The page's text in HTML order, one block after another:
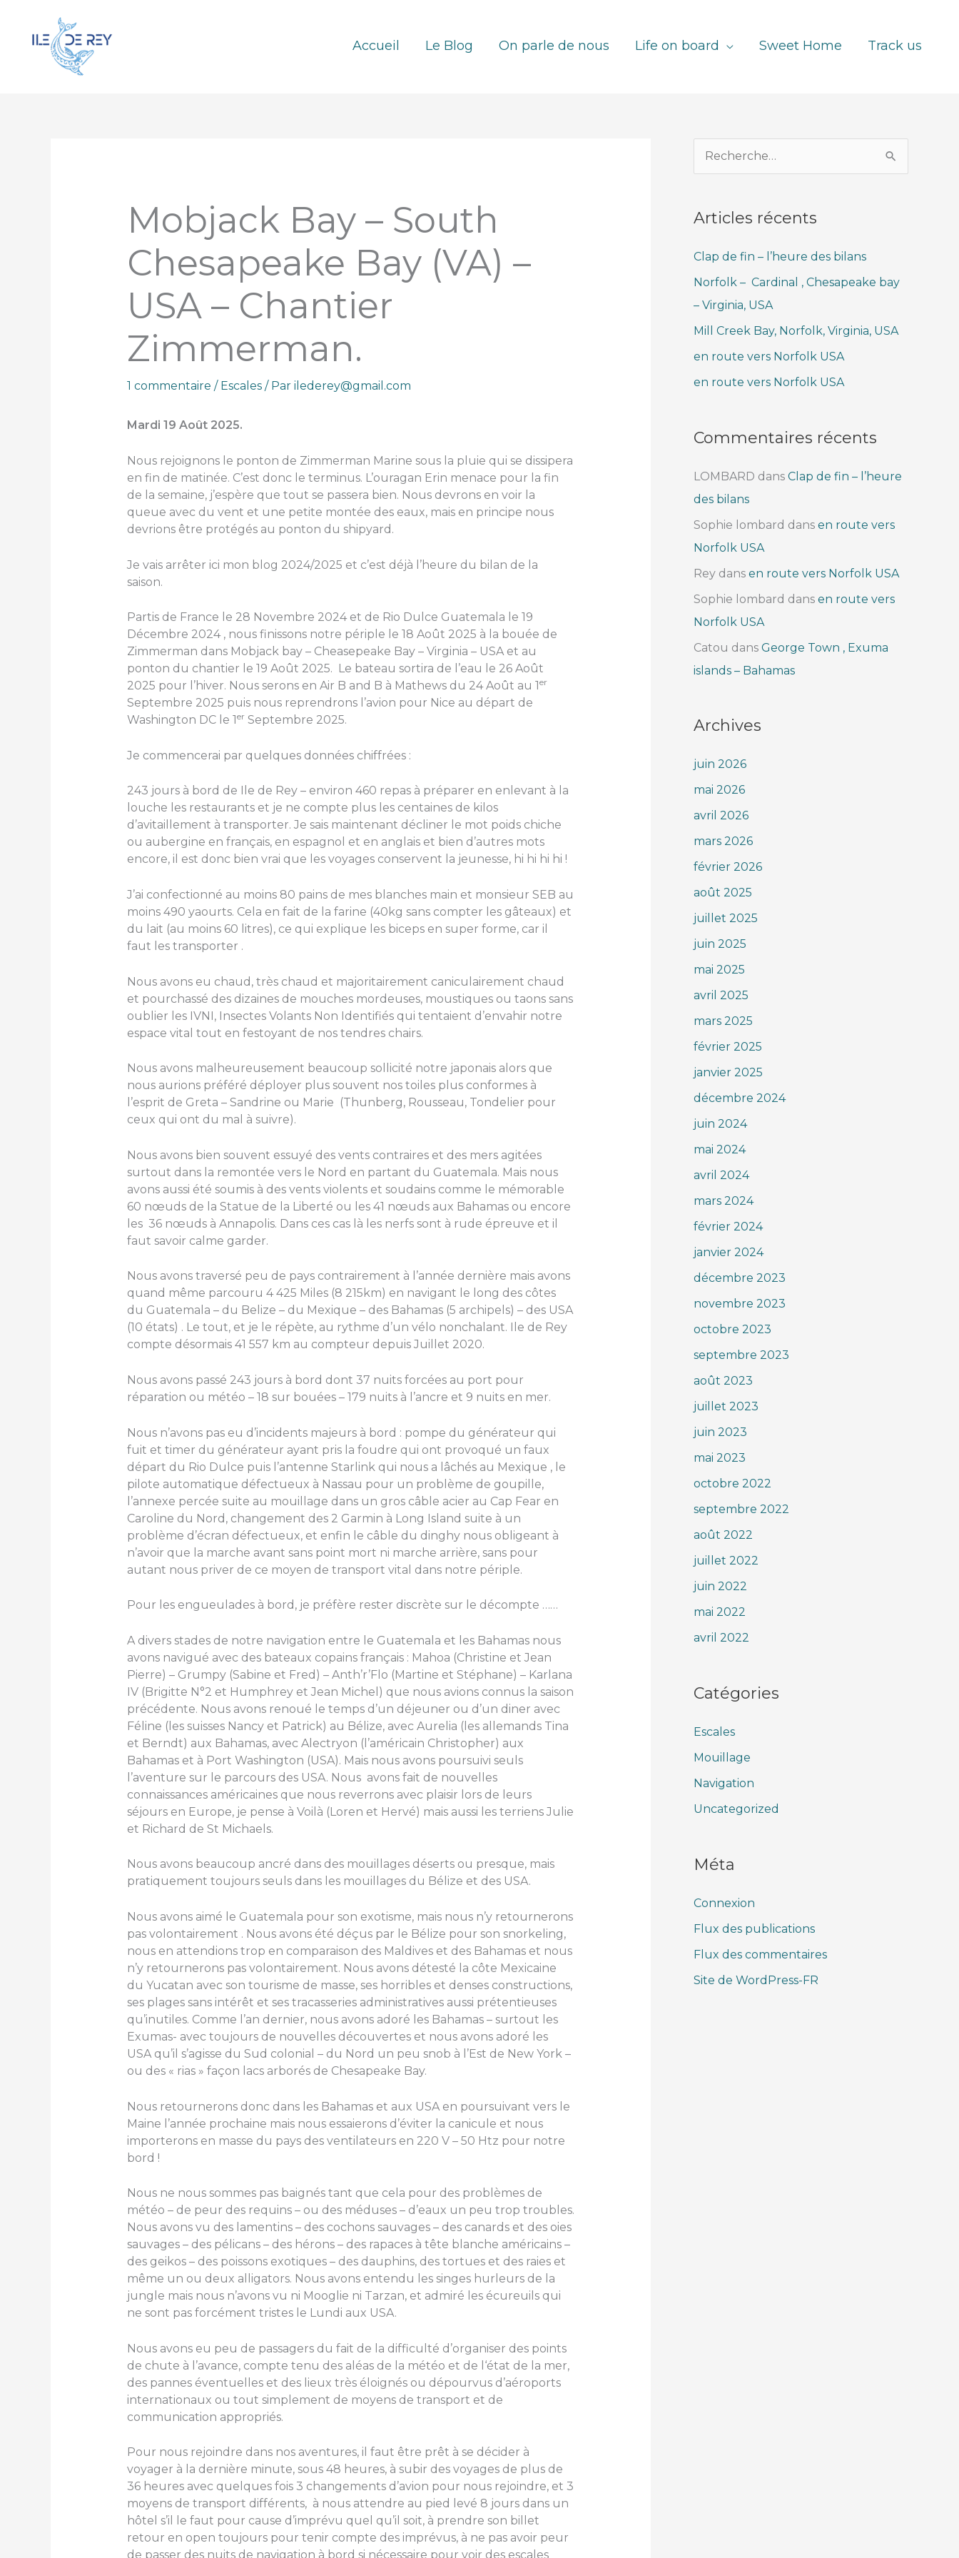
contenu
Accueil Le Blog On parle de nous Life on board Sweet Home Track us
Mobjack Bay – South
Chesapeake Bay (VA) –
USA – Chantier
Zimmerman.
1 commentaire / Escales/ Par ilederey@gmail.com
Mardi 19 Août 2025.
Nous rejoignons le ponton de Zimmerman Marine sous la pluie qui se dissipera
en fin de matinée. C’est donc le terminus. L’ouragan Erin menace pour la fin
de la semaine, j’espère que tout se passera bien. Nous devrons en voir la
queue avec du vent et une petite montée des eaux, mais en principe nous
devrions être protégés au ponton du shipyard.
Je vais arrêter ici mon blog 2024/2025 et c’est déjà l’heure du bilan de la
saison.
Partis de France le 28 Novembre 2024 et de Rio Dulce Guatemala le 19
Décembre 2024 , nous finissons notre périple le 18 Août 2025 à la bouée de
Zimmerman dans Mobjack bay – Cheasepeake Bay – Virginia – USA et au
ponton du chantier le 19 Août 2025. Le bateau sortira de l’eau le 26 Août
2025 pour l’hiver. Nous serons en Air B and B à Mathews du 24 Août au 1 er
Septembre 2025 puis nous reprendrons l’avion pour Nice au départ de
Washington DC le 1 erSeptembre 2025.
Je commencerai par quelques données chiffrées :
243 jours à bord de Ile de Rey – environ 460 repas à préparer en enlevant à la
louche les restaurants et je ne compte plus les centaines de kilos
d’avitaillement à transporter. Je sais maintenant décliner le mot poids chiche
ou aubergine en français, en espagnol et en anglais et bien d’autres mots
encore, il est donc bien vrai que les voyages conservent la jeunesse, hi hi hi hi !
J’ai confectionné au moins 80 pains de mes blanches main et monsieur SEB au
moins 490 yaourts. Cela en fait de la farine (40kg sans compter les gâteaux) et
du lait (au moins 60 litres), ce qui explique les biceps en super forme, car il
faut les transporter .
Nous avons eu chaud, très chaud et majoritairement caniculairement chaud
et pourchassé des dizaines de mouches mordeuses, moustiques ou taons sans
oublier les IVNI, Insectes Volants Non Identifiés qui tentaient d’envahir notre
espace vital tout en festoyant de nos tendres chairs.
Nous avons malheureusement beaucoup sollicité notre japonais alors que
nous aurions préféré déployer plus souvent nos toiles plus conformes à
l’esprit de Greta – Sandrine ou Marie (Thunberg, Rousseau, Tondelier pour
ceux qui ont du mal à suivre).
Nous avons bien souvent essuyé des vents contraires et des mers agitées
surtout dans la remontée vers le Nord en partant du Guatemala. Mais nous
avons aussi été soumis à des vents violents et soudains comme le mémorable
60 nœuds de la Statue de la Liberté ou les 41 nœuds aux Bahamas ou encore
les 36 nœuds à Annapolis. Dans ces cas là les nerfs sont à rude épreuve et il
faut savoir calme garder.
Nous avons traversé peu de pays contrairement à l’année dernière mais avons
quand même parcouru 4 425 Miles (8 215km) en navigant le long des côtes
du Guatemala – du Belize – du Mexique – des Bahamas (5 archipels) – des USA
(10 états) . Le tout, et je le répète, au rythme d’un vélo nonchalant. Ile de Rey
compte désormais 41 557 km au compteur depuis Juillet 2020.
Nous avons passé 243 jours à bord dont 37 nuits forcées au port pour
réparation ou météo – 18 sur bouées – 179 nuits à l’ancre et 9 nuits en mer.
Nous n’avons pas eu d’incidents majeurs à bord : pompe du générateur qui
fuit et timer du générateur ayant pris la foudre qui ont provoqué un faux
départ du Rio Dulce puis l’antenne Starlink qui nous a lâchés au Mexique , le
pilote automatique défectueux à Nassau pour un problème de goupille,
l’annexe percée suite au mouillage dans un gros câble acier au Cap Fear en
Caroline du Nord, changement des 2 Garmin à Long Island suite à un
problème d’écran défectueux, et enfin le câble du dinghy nous obligeant à
n’avoir que la marche avant sans point mort ni marche arrière, sans pour
autant nous priver de ce moyen de transport vital dans notre périple.
Pour les engueulades à bord, je préfère rester discrète sur le décompte ……
A divers stades de notre navigation entre le Guatemala et les Bahamas nous
avons navigué avec des bateaux copains français : Mahoa (Christine et Jean
Pierre) – Grumpy (Sabine et Fred) – Anth’r’Flo (Martine et Stéphane) – Karlana
IV (Brigitte N°2 et Humphrey et Jean Michel) que nous avions connus la saison
précédente. Nous avons renoué le temps d’un déjeuner ou d’un diner avec
Féline (les suisses Nancy et Patrick) au Bélize, avec Aurelia (les allemands Tina
et Berndt) aux Bahamas, avec Alectryon (l’américain Christopher) aux
Bahamas et à Port Washington (USA). Mais nous avons poursuivi seuls
l’aventure sur le parcours des USA. Nous avons fait de nouvelles
connaissances américaines que nous reverrons avec plaisir lors de leurs
séjours en Europe, je pense à Voilà (Loren et Hervé) mais aussi les terriens Julie
et Richard de St Michaels.
Nous avons beaucoup ancré dans des mouillages déserts ou presque, mais
pratiquement toujours seuls dans les mouillages du Bélize et des USA.
Nous avons aimé le Guatemala pour son exotisme, mais nous n’y retournerons
pas volontairement . Nous avons été déçus par le Bélize pour son snorkeling,
nous en attendions trop en comparaison des Maldives et des Bahamas et nous
n’y retournerons pas volontairement. Nous avons détesté la côte Mexicaine
du Yucatan avec son tourisme de masse, ses horribles et denses constructions,
ses plages sans intérêt et ses tracasseries administratives aussi prétentieuses
qu’inutiles. Comme l’an dernier, nous avons adoré les Bahamas – surtout les
Exumas- avec toujours de nouvelles découvertes et nous avons adoré les
USA qu’il s’agisse du Sud colonial – du Nord un peu snob à l’Est de New York –
ou des « rias » façon lacs arborés de Chesapeake Bay.
Nous retournerons donc dans les Bahamas et aux USA en poursuivant vers le
Maine l’année prochaine mais nous essaierons d’éviter la canicule et nous
importerons en masse du pays des ventilateurs en 220 V – 50 Htz pour notre
bord !
Nous ne nous sommes pas baignés tant que cela pour des problèmes de
météo – de peur des requins – ou des méduses – d’eaux un peu trop troubles.
Nous avons vu des lamentins – des cochons sauvages – des canards et des oies
sauvages – des pélicans – des hérons – des rapaces à tête blanche américains –
des geikos – des poissons exotiques – des dauphins, des tortues et des raies et
même un ou deux alligators. Nous avons entendu les singes hurleurs de la
jungle mais nous n’avons vu ni Mooglie ni Tarzan, et admiré les écureuils qui
ne sont pas forcément tristes le Lundi aux USA.
Nous avons eu peu de passagers du fait de la difficulté d’organiser des points
de chute à l’avance, compte tenu des aléas de la météo et de l‘état de la mer,
des pannes éventuelles et des lieux très éloignés ou dépourvus d’aéroports
internationaux ou tout simplement de moyens de transport et de
communication appropriés.
Pour nous rejoindre dans nos aventures, il faut être prêt à se décider à
voyager à la dernière minute, sous 48 heures, à subir des voyages de plus de
36 heures avec quelques fois 3 changements d’avion pour nous rejoindre, et 3
moyens de transport différents, à nous attendre au pied levé 8 jours dans un
hôtel s’il le faut pour cause d’imprévu quel qu’il soit, à prendre son billet
retour en open toujours pour tenir compte des imprévus, à ne pas avoir peur
de passer des nuits de navigation à bord si nécessaire pour voir des escales
e
h
r
c
h
e
r
Articles récents
Clap de fin – l’heure des bilans
Norfolk – Cardinal , Chesapeake bay
– Virginia, USA
Mill Creek Bay, Norfolk, Virginia, USA
en route vers Norfolk USA
en route vers Norfolk USA
Commentaires récents
LOMBARD dansClap de fin – l’heure
des bilans
Sophie lombard dansen route vers
Norfolk USA
Rey dansen route vers Norfolk USA
Sophie lombard dansen route vers
Norfolk USA
Catou dansGeorge Town , Exuma
islands – Bahamas
Archives
juin 2026
mai 2026
avril 2026
mars 2026
février 2026
août 2025
juillet 2025
juin 2025
mai 2025
avril 2025
mars 2025
février 2025
janvier 2025
décembre 2024
juin 2024
mai 2024
avril 2024
mars 2024
février 2024
janvier 2024
décembre 2023
novembre 2023
octobre 2023
septembre 2023
août 2023
juillet 2023
juin 2023
mai 2023
octobre 2022
septembre 2022
août 2022
juillet 2022
juin 2022
mai 2022
avril 2022
Catégories
Escales
Mouillage
Navigation
Uncategorized
Méta
Connexion
Flux des publications
Flux des commentaires
Site de WordPress-FR